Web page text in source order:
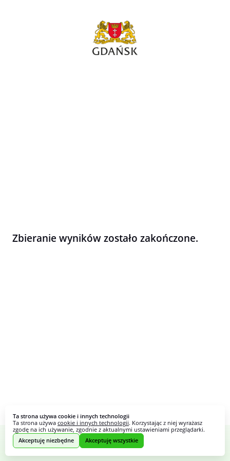
Ta strona używa cookie i innych technologii
Ta strona używa cookie i innych technologii. Korzystając z niej wyrażasz
zgodę na ich używanie, zgodnie z aktualnymi ustawieniami przeglądarki.
Akceptuję niezbędne
Akceptuję wszystkie
Zbieranie wyników zostało zakończone.
Stworzone naWebankieta